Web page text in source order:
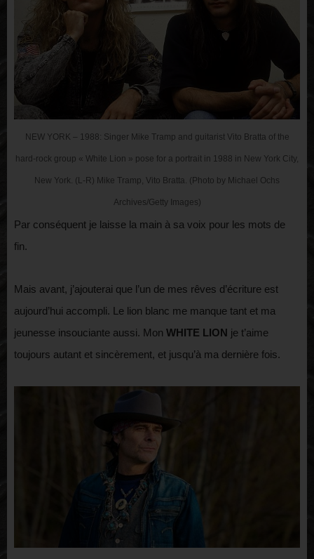
NEW YORK – 1988: Singer Mike Tramp and guitarist Vito Bratta of the
hard-rock group « White Lion » pose for a portrait in 1988 in New York City,
New York. (L-R) Mike Tramp, Vito Bratta. (Photo by Michael Ochs
Archives/Getty Images)
Par conséquent je laisse la main à sa voix pour les mots de
fin.
Mais avant, j’ajouterai que l’un de mes rêves d’écriture est
aujourd’hui accompli. Le lion blanc me manque tant et ma
jeunesse insouciante aussi. Mon WHITE LION je t’aime
toujours autant et sincèrement, et jusqu’à ma dernière fois.